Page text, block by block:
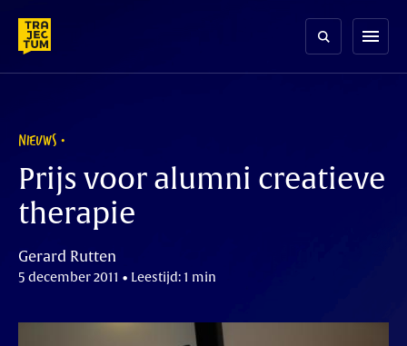
content
menu
NIEUWS
Prijs voor alumni creatieve
therapie
Gerard Rutten
5 december 2011 • Leestijd: 1 min